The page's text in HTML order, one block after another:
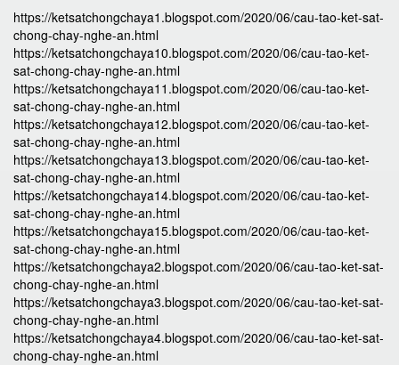
https://ketsatchongchaya1.blogspot.com/2020/06/cau-tao-ket-sat-
chong-chay-nghe-an.html
https://ketsatchongchaya10.blogspot.com/2020/06/cau-tao-ket-
sat-chong-chay-nghe-an.html
https://ketsatchongchaya11.blogspot.com/2020/06/cau-tao-ket-
sat-chong-chay-nghe-an.html
https://ketsatchongchaya12.blogspot.com/2020/06/cau-tao-ket-
sat-chong-chay-nghe-an.html
https://ketsatchongchaya13.blogspot.com/2020/06/cau-tao-ket-
sat-chong-chay-nghe-an.html
https://ketsatchongchaya14.blogspot.com/2020/06/cau-tao-ket-
sat-chong-chay-nghe-an.html
https://ketsatchongchaya15.blogspot.com/2020/06/cau-tao-ket-
sat-chong-chay-nghe-an.html
https://ketsatchongchaya2.blogspot.com/2020/06/cau-tao-ket-sat-
chong-chay-nghe-an.html
https://ketsatchongchaya3.blogspot.com/2020/06/cau-tao-ket-sat-
chong-chay-nghe-an.html
https://ketsatchongchaya4.blogspot.com/2020/06/cau-tao-ket-sat-
chong-chay-nghe-an.html